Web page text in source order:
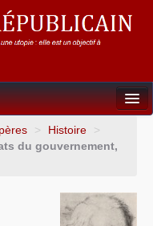
> Histoire
>
du gouvernement,